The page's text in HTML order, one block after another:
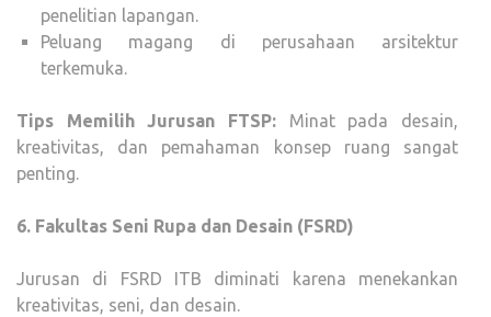
penelitian lapangan.
Peluang magang di perusahaan arsitektur
terkemuka.
Tips Memilih Jurusan FTSP: Minat pada desain,
kreativitas, dan pemahaman konsep ruang sangat
penting.
6. Fakultas Seni Rupa dan Desain (FSRD)
Jurusan di FSRD ITB diminati karena menekankan
kreativitas, seni, dan desain.